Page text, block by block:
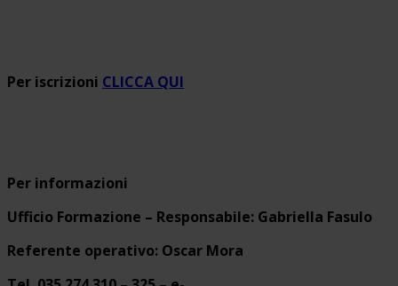
Per iscrizioni CLICCA QUI
Per informazioni
Ufficio Formazione – Responsabile: Gabriella Fasulo
Referente operativo: Oscar Mora